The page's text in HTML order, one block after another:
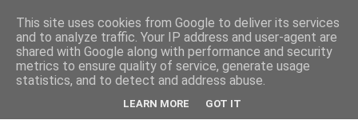
This site uses cookies from Google to deliver its services
and to analyze traffic. Your IP address and user-agent are
shared with Google along with performance and security
metrics to ensure quality of service, generate usage
statistics, and to detect and address abuse.
LEARN MORE GOT IT